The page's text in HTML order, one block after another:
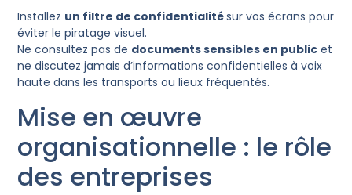
Installez un filtre de confidentialitésur vos écrans pour
éviter le piratage visuel.
Ne consultez pas de documents sensibles en public et
ne discutez jamais d’informations confidentielles à voix
haute dans les transports ou lieux fréquentés.
Mise en œuvre
organisationnelle : le rôle
des entreprises